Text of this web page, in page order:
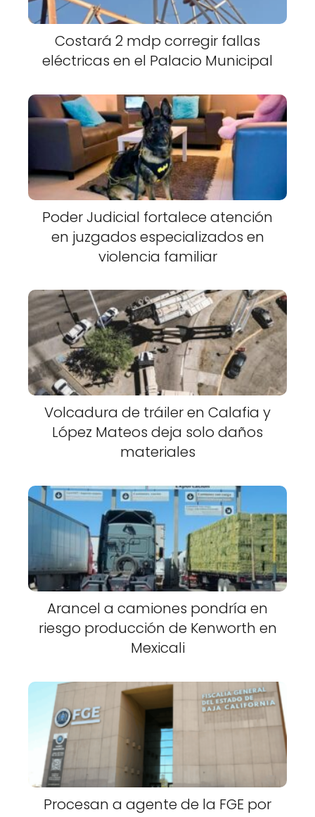
Costará 2 mdp corregir fallas
eléctricas en el Palacio Municipal
Poder Judicial fortalece atención
en juzgados especializados en
violencia familiar
Volcadura de tráiler en Calafia y
López Mateos deja solo daños
materiales
Arancel a camiones pondría en
riesgo producción de Kenworth en
Mexicali
Procesan a agente de la FGE por